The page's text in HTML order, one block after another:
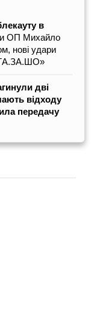
в
ОП Михайло
нові удари
дві
відходу
передачу